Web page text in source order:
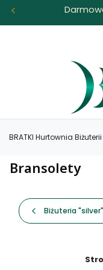
BRATKI Hurtownia Biżuterii
Bransolety
Biżuteria "silver"